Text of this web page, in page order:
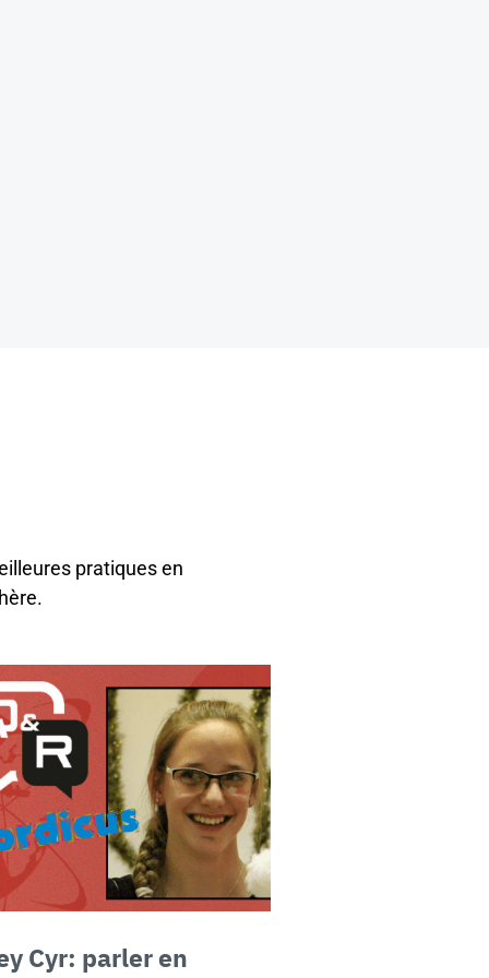
pratiques en
Cyr: parler en